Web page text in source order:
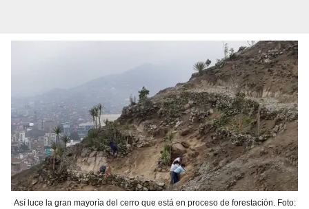
Así luce la gran mayoría del cerro que está en proceso de forestación. Foto: